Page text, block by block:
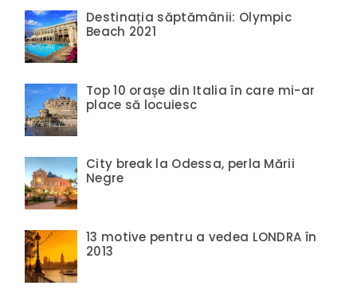
Destinația săptămânii: Olympic
Beach 2021
Top 10 orașe din Italia în care mi-ar
place să locuiesc
City break la Odessa, perla Mării
Negre
13 motive pentru a vedea LONDRA în
2013